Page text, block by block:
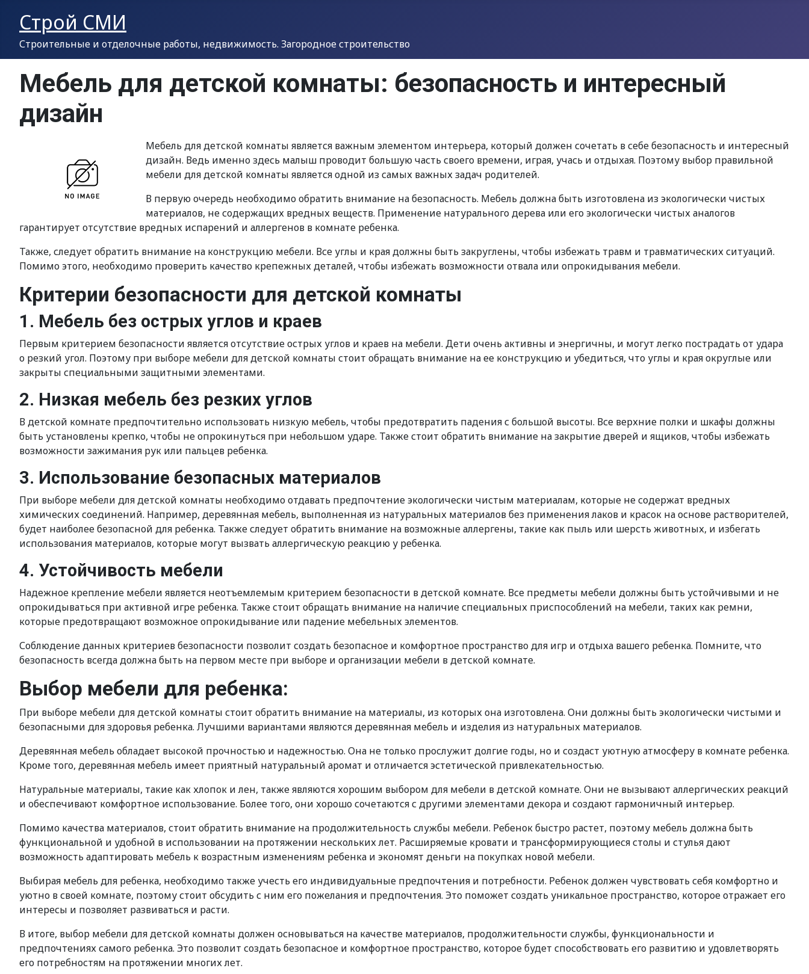
Строй СМИ
Строительные и отделочные работы, недвижимость. Загородное строительство
Мебель для детской комнаты: безопасность и интересный
дизайн
Мебель для детской комнаты является важным элементом интерьера, который должен сочетать в себе безопасность и интересный
дизайн. Ведь именно здесь малыш проводит большую часть своего времени, играя, учась и отдыхая. Поэтому выбор правильной
мебели для детской комнаты является одной из самых важных задач родителей.
В первую очередь необходимо обратить внимание на безопасность. Мебель должна быть изготовлена из экологически чистых
материалов, не содержащих вредных веществ. Применение натурального дерева или его экологически чистых аналогов
гарантирует отсутствие вредных испарений и аллергенов в комнате ребенка.
Также, следует обратить внимание на конструкцию мебели. Все углы и края должны быть закруглены, чтобы избежать травм и травматических ситуаций.
Помимо этого, необходимо проверить качество крепежных деталей, чтобы избежать возможности отвала или опрокидывания мебели.
Критерии безопасности для детской комнаты
1. Мебель без острых углов и краев
Первым критерием безопасности является отсутствие острых углов и краев на мебели. Дети очень активны и энергичны, и могут легко пострадать от удара
о резкий угол. Поэтому при выборе мебели для детской комнаты стоит обращать внимание на ее конструкцию и убедиться, что углы и края округлые или
закрыты специальными защитными элементами.
2. Низкая мебель без резких углов
В детской комнате предпочтительно использовать низкую мебель, чтобы предотвратить падения с большой высоты. Все верхние полки и шкафы должны
быть установлены крепко, чтобы не опрокинуться при небольшом ударе. Также стоит обратить внимание на закрытие дверей и ящиков, чтобы избежать
возможности зажимания рук или пальцев ребенка.
3. Использование безопасных материалов
При выборе мебели для детской комнаты необходимо отдавать предпочтение экологически чистым материалам, которые не содержат вредных
химических соединений. Например, деревянная мебель, выполненная из натуральных материалов без применения лаков и красок на основе растворителей,
будет наиболее безопасной для ребенка. Также следует обратить внимание на возможные аллергены, такие как пыль или шерсть животных, и избегать
использования материалов, которые могут вызвать аллергическую реакцию у ребенка.
4. Устойчивость мебели
Надежное крепление мебели является неотъемлемым критерием безопасности в детской комнате. Все предметы мебели должны быть устойчивыми и не
опрокидываться при активной игре ребенка. Также стоит обращать внимание на наличие специальных приспособлений на мебели, таких как ремни,
которые предотвращают возможное опрокидывание или падение мебельных элементов.
Соблюдение данных критериев безопасности позволит создать безопасное и комфортное пространство для игр и отдыха вашего ребенка. Помните, что
безопасность всегда должна быть на первом месте при выборе и организации мебели в детской комнате.
Выбор мебели для ребенка:
При выборе мебели для детской комнаты стоит обратить внимание на материалы, из которых она изготовлена. Они должны быть экологически чистыми и
безопасными для здоровья ребенка. Лучшими вариантами являются деревянная мебель и изделия из натуральных материалов.
Деревянная мебель обладает высокой прочностью и надежностью. Она не только прослужит долгие годы, но и создаст уютную атмосферу в комнате ребенка.
Кроме того, деревянная мебель имеет приятный натуральный аромат и отличается эстетической привлекательностью.
Натуральные материалы, такие как хлопок и лен, также являются хорошим выбором для мебели в детской комнате. Они не вызывают аллергических реакций
и обеспечивают комфортное использование. Более того, они хорошо сочетаются с другими элементами декора и создают гармоничный интерьер.
Помимо качества материалов, стоит обратить внимание на продолжительность службы мебели. Ребенок быстро растет, поэтому мебель должна быть
функциональной и удобной в использовании на протяжении нескольких лет. Расширяемые кровати и трансформирующиеся столы и стулья дают
возможность адаптировать мебель к возрастным изменениям ребенка и экономят деньги на покупках новой мебели.
Выбирая мебель для ребенка, необходимо также учесть его индивидуальные предпочтения и потребности. Ребенок должен чувствовать себя комфортно и
уютно в своей комнате, поэтому стоит обсудить с ним его пожелания и предпочтения. Это поможет создать уникальное пространство, которое отражает его
интересы и позволяет развиваться и расти.
В итоге, выбор мебели для детской комнаты должен основываться на качестве материалов, продолжительности службы, функциональности и
предпочтениях самого ребенка. Это позволит создать безопасное и комфортное пространство, которое будет способствовать его развитию и удовлетворять
его потребностям на протяжении многих лет.